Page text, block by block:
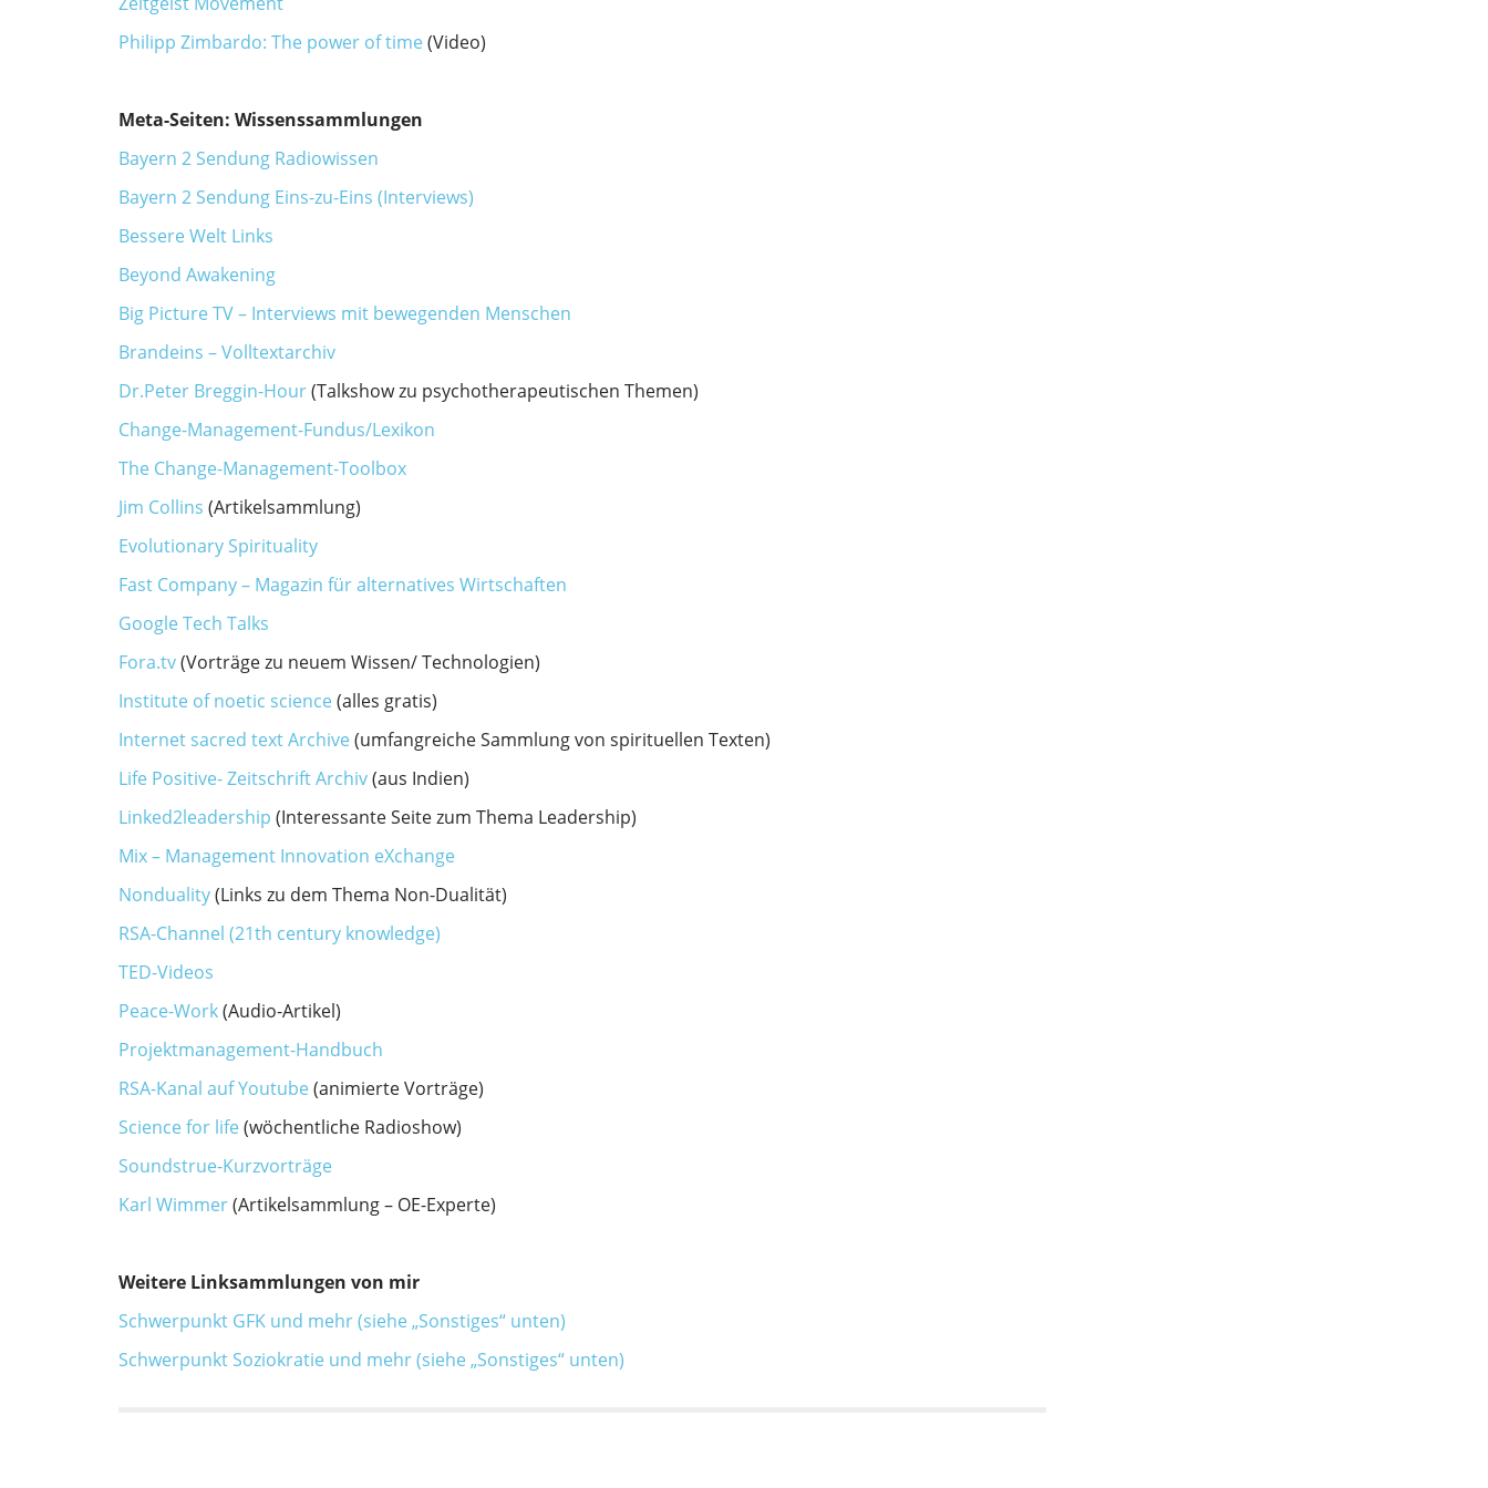
Philipp Zimbardo: The power of time (Video)
Meta-Seiten: Wissenssammlungen
Bayern 2 Sendung Radiowissen
Bayern 2 Sendung Eins-zu-Eins (Interviews)
Bessere Welt Links
Beyond Awakening
Big Picture TV – Interviews mit bewegenden Menschen
Brandeins – Volltextarchiv
Dr.Peter Breggin-Hour(Talkshow zu psychotherapeutischen Themen)
Change-Management-Fundus/Lexikon
The Change-Management-Toolbox
Jim Collins (Artikelsammlung)
Evolutionary Spirituality
Fast Company – Magazin für alternatives Wirtschaften
Google Tech Talks
Fora.tv(Vorträge zu neuem Wissen/ Technologien)
Institute of noetic science (alles gratis)
Internet sacred text Archive (umfangreiche Sammlung von spirituellen Texten)
Life Positive- Zeitschrift Archiv(aus Indien)
Linked2leadership (Interessante Seite zum Thema Leadership)
Mix – Management Innovation eXchange
Nonduality(Links zu dem Thema Non-Dualität)
RSA-Channel (21th century knowledge)
TED-Videos
Peace-Work(Audio-Artikel)
Projektmanagement-Handbuch
RSA-Kanal auf Youtube (animierte Vorträge)
Science for life (wöchentliche Radioshow)
Soundstrue-Kurzvorträge
Karl Wimmer(Artikelsammlung – OE-Experte)
Weitere Linksammlungen von mir
Schwerpunkt GFK und mehr (siehe „Sonstiges“ unten)
Schwerpunkt Soziokratie und mehr (siehe „Sonstiges“ unten)